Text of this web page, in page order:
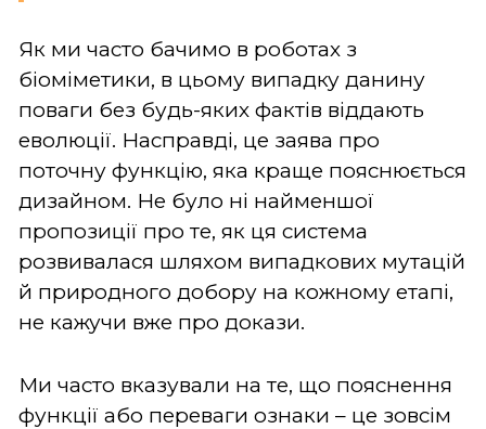
Як ми часто бачимо в роботах з
біоміметики, в цьому випадку данину
поваги без будь-яких фактів віддають
еволюції. Насправді, це заява про
поточну функцію, яка краще пояснюється
дизайном. Не було ні найменшої
пропозиції про те, як ця система
розвивалася шляхом випадкових мутацій
й природного добору на кожному етапі,
не кажучи вже про докази.
Ми часто вказували на те, що пояснення
функції або переваги ознаки – це зовсім